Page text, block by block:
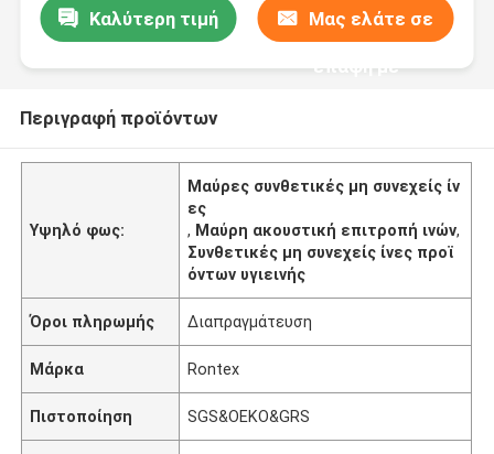
Καλύτερη τιμή Μας ελάτε σε
επαφή με
Περιγραφή προϊόντων
Υψηλό φως:
Μαύρες συνθετικές μη συνεχείς ίν
ες
, Μαύρη ακουστική επιτροπή ινών,
Συνθετικές μη συνεχείς ίνες προϊ
όντων υγιεινής
Όροι πληρωμής Διαπραγμάτευση
Μάρκα Rontex
Πιστοποίηση SGS&OEKO&GRS